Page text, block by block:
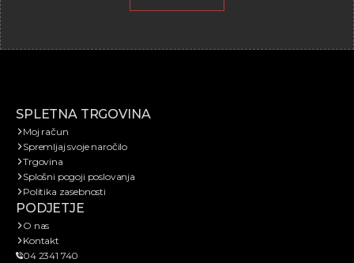
SPLETNA TRGOVINA
Moj račun
Spremljaj svoje naročilo
Trgovina
Splošni pogoji poslovanja
Politika zasebnosti
PODJETJE
O nas
Kontakt
04 2341 740